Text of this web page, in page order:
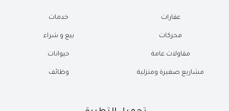
عقارات
محركات
مقاولات عامة
مشاريع صغيرة ومنزلية
خدمات
بيع و شراء
حيوانات
وظائف